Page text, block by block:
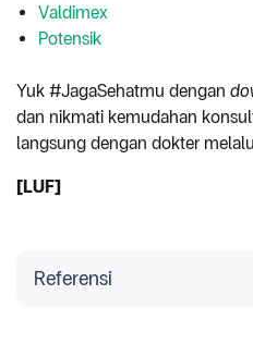
Valdimex
Potensik
Yuk #JagaSehatmu dengan
dan nikmati kemudahan
langsung dengan dokter
[LUF]
Referensi